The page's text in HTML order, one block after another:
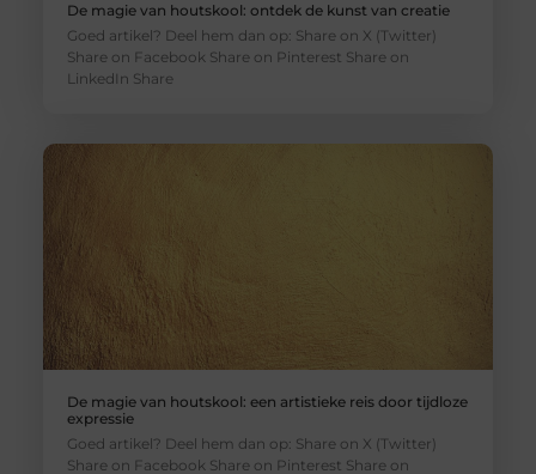
De magie van houtskool: ontdek de kunst van creatie
Goed artikel? Deel hem dan op: Share on X (Twitter)
Share on Facebook Share on Pinterest Share on
LinkedIn Share
De magie van houtskool: een artistieke reis door tijdloze
expressie
Goed artikel? Deel hem dan op: Share on X (Twitter)
Share on Facebook Share on Pinterest Share on